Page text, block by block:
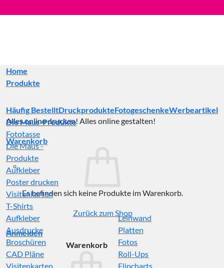
Inhalt
Alles online drucken! Alles online gestalten!
Warenkorb
Es befinden sich keine Produkte im Warenkorb.
Zurück zum Shop
Anmelden
Warenkorb
Home
Produkte
Häufig BestelltDruckprodukteFotogeschenkeWerbeartikel
Die Maus-Produkte
Fototasse
Die Maus -
Produkte
Aufkleber
Poster drucken
Visitenkarten
T-Shirts
Aufkleber
Ausdrucke
Broschüren
CAD Pläne
Visitenkarten
Leinwand
Platten
Fotos
Roll-Ups
Flipcharts